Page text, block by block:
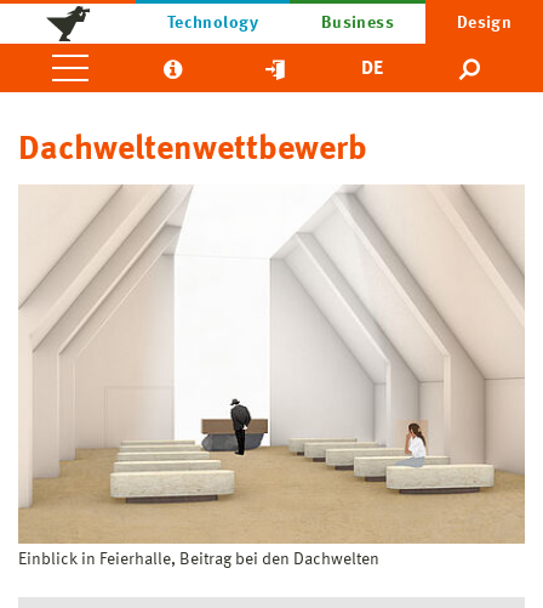
Technology Business Design
DE
Dachweltenwettbewerb
Einblick in Feierhalle, Beitrag bei den Dachwelten